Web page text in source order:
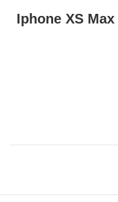
بطارية ايفون اكس اس ماكس Iphone XS Max